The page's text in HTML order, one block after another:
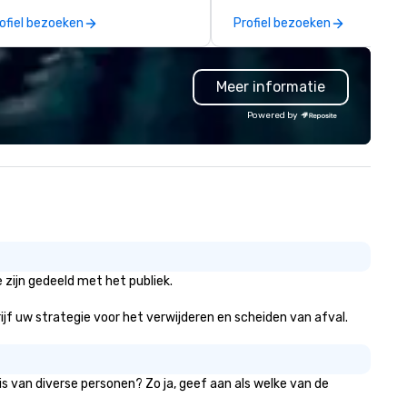
Trivial Events? • Our trivia
specifically encourages
and interactions. •.
video questions and other
elements elevate our
out the promo videos for
snippets!) • Customized
approach to a range of
inform and entertain. In
are our specialty!
bezoeken Profiel bezoeken
Meer informatie
Powered by
gedeeld met het publiek.
uw strategie voor het verwijderen en scheiden van afval.
diverse personen? Zo ja, geef aan als welke van de